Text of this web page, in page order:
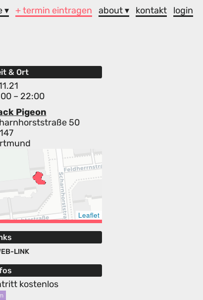
▾ + termin eintragen about ▾ kontakt login
& Ort
– 22:00
Pigeon
50
Leaflet
LINK
kostenlos